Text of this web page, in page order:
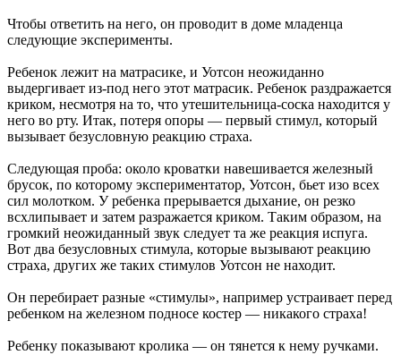
Чтобы ответить на него, он проводит в доме младенца
следующие эксперименты.
Ребенок лежит на матрасике, и Уотсон неожиданно
выдергивает из-под него этот матрасик. Ребенок раздражается
криком, несмотря на то, что утешительница-соска находится у
него во рту. Итак, потеря опоры — первый стимул, который
вызывает безусловную реакцию страха.
Следующая проба: около кроватки навешивается железный
брусок, по которому экспериментатор, Уотсон, бьет изо всех
сил молотком. У ребенка прерывается дыхание, он резко
всхлипывает и затем разражается криком. Таким образом, на
громкий неожиданный звук следует та же реакция испуга.
Вот два безусловных стимула, которые вызывают реакцию
страха, других же таких стимулов Уотсон не находит.
Он перебирает разные «стимулы», например устраивает перед
ребенком на железном подносе костер — никакого страха!
Ребенку показывают кролика — он тянется к нему ручками.